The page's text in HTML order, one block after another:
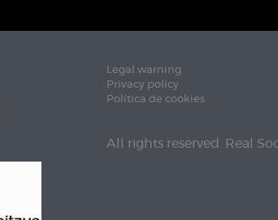
Legal warning
Privacy policy
Política de cookies
All rights reserved. Real